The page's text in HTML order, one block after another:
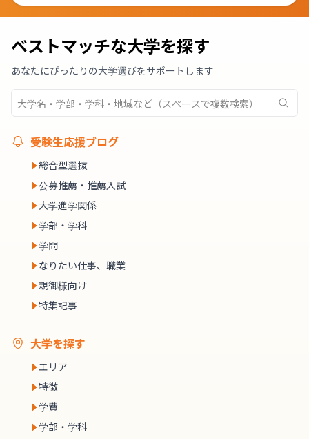
ベストマッチな大学を探す
あなたにぴったりの大学選びをサポートします
受験生応援ブログ
総合型選抜
公募推薦・推薦入試
大学進学関係
学部・学科
学問
なりたい仕事、職業
親御様向け
特集記事
大学を探す
エリア
特徴
学費
学部・学科